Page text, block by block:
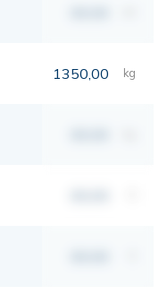
1350,00 kg